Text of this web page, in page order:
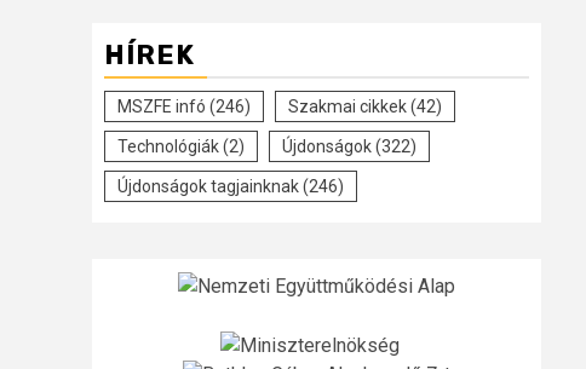
HÍREK
MSZFE infó (246) Szakmai cikkek(42)
Technológiák(2) Újdonságok(322)
Újdonságok tagjainknak(246)